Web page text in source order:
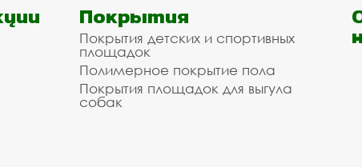
Покрытия
Покрытия детских и спортивных
площадок
Полимерное покрытие пола
Покрытия площадок для выгула
собак